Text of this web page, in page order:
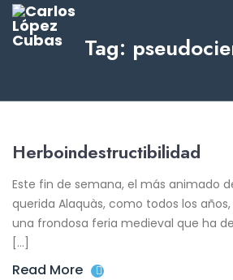
Tag:
Herboindestructibilidad
Este fin de semana, el más animado
querida Alaquàs, como todos los
una frondosa feria medieval que ha
[…]
Read More